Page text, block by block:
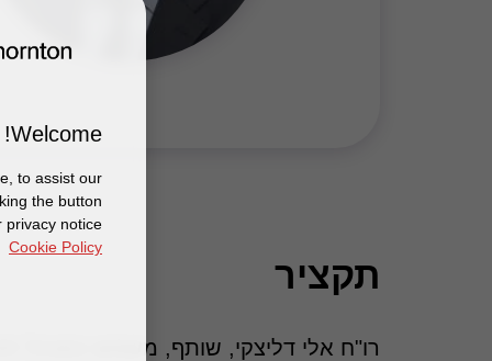
תקציר
רו"ח אלי דליצקי, שותף, משמש כמנהל
Welcome!
to assist our
the button
privacy notice
Cookie Policy